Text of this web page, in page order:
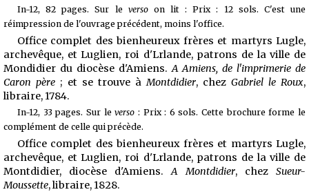
In-12, 82 pages. Sur le versoon lit : Prix : 12 sols. C'est une
réimpression de l'ouvrage précédent, moins l'office.
Office complet des bienheureux frères et martyrs Lugle,
archevêque, et Luglien, roi d'Lrlande, patrons de la ville de
Mondidier du diocèse d'Amiens. A Amiens, de l'imprimerie de
Caron père ; et se trouve à Montdidier, chez Gabriel le Roux,
libraire, 1784.
In-12, 33 pages. Sur leverso : Prix : 6 sols. Cette brochure forme le
complément de celle qui précède.
Office complet des bienheureux frères et martyrs Lugle,
archevêque, et Luglien, roi d'Lrlande, patrons de la ville de
Montdidier, diocèse d'Amiens.A Montdidier, chez Sueur-
Moussette, libraire, 1828.